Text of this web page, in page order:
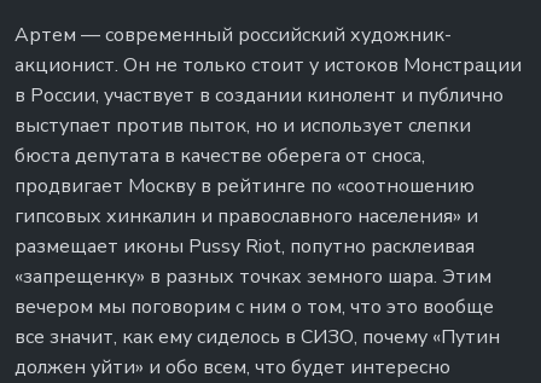
Артем — современный российский художник-
акционист. Он не только стоит у истоков Монстрации
в России, участвует в создании кинолент и публично
выступает против пыток, но и использует слепки
бюста депутата в качестве оберега от сноса,
продвигает Москву в рейтинге по «соотношению
гипсовых хинкалин и православного населения» и
размещает иконы Pussy Riot, попутно расклеивая
«запрещенку» в разных точках земного шара. Этим
вечером мы поговорим с ним о том, что это вообще
все значит, как ему сиделось в СИЗО, почему «Путин
должен уйти» и обо всем, что будет интересно